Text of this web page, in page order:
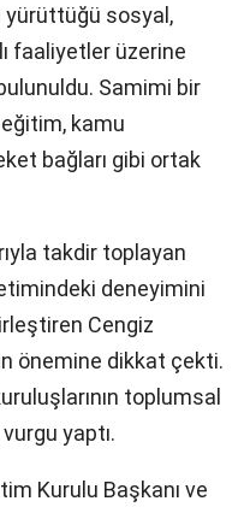
yürüttüğü sosyal,
faaliyetler üzerine
Samimi bir
kamu
bağları gibi ortak
takdir toplayan
deneyimini
Cengiz
önemine dikkat çekti.
toplumsal
yaptı.
Kurulu Başkanı ve